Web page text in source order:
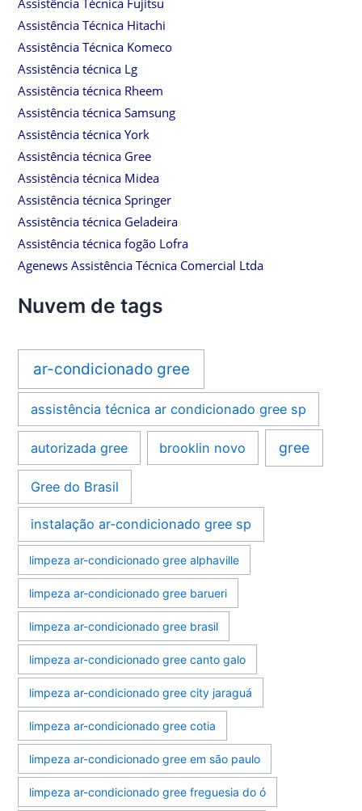
Assistência Técnica Hitachi
Assistência Técnica Komeco
Assistência técnica Lg
Assistência técnica Rheem
Assistência técnica Samsung
Assistência técnica York
Assistência técnica Gree
Assistência técnica Midea
Assistência técnica Springer
Assistência técnica Geladeira
Assistência técnica fogão Lofra
Agenews Assistência Técnica Comercial Ltda
Nuvem de tags
ar-condicionado gree
assistência técnica ar condicionado gree sp
autorizada gree brooklin novo gree
Gree do Brasil
instalação ar-condicionado gree sp
limpeza ar-condicionado gree alphaville
limpeza ar-condicionado gree barueri
limpeza ar-condicionado gree brasil
limpeza ar-condicionado gree canto galo
limpeza ar-condicionado gree city jaraguá
limpeza ar-condicionado gree cotia
limpeza ar-condicionado gree em são paulo
limpeza ar-condicionado gree freguesia do ó